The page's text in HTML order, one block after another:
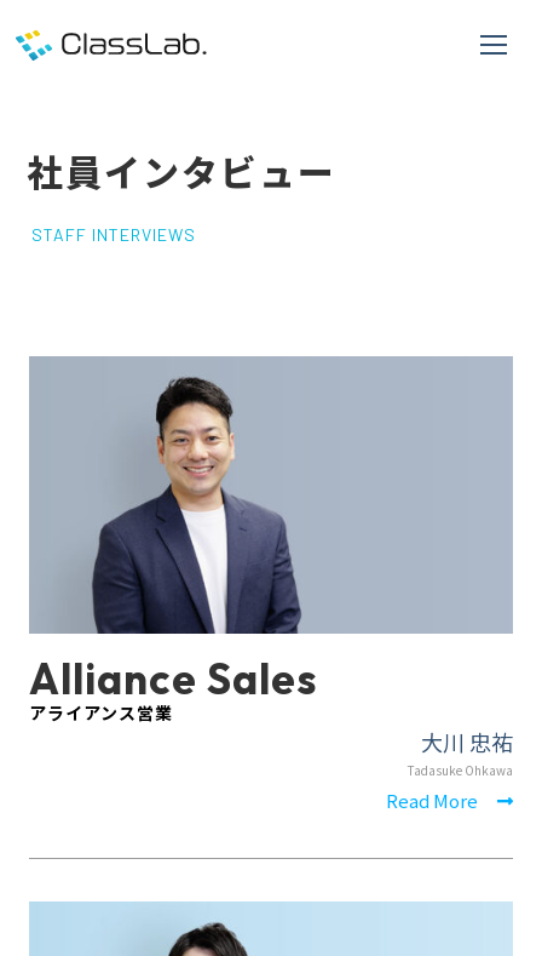
社員インタビュー
STAFF INTERVIEWS
Alliance Sales
アライアンス営業
大川 忠祐
Tadasuke Ohkawa
Read More